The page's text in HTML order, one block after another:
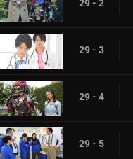
29 - 2
29 - 3
29 - 4
29 - 5